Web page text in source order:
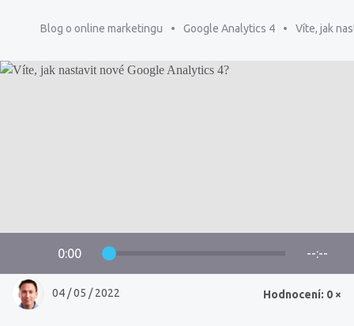
Blog o online marketingu Google Analytics 4 Víte, jak
04 / 05 / 2022 Hodnocení: 0 ×
0:00 --:--